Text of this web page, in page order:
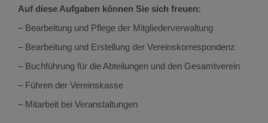
Auf diese Aufgaben können Sie sich freuen:
– Bearbeitung und Pflege der Mitgliederverwaltung
– Bearbeitung und Erstellung der Vereinskorrespondenz
– Buchführung für die Abteilungen und den Gesamtverein
– Führen der Vereinskasse
– Mitarbeit bei Veranstaltungen